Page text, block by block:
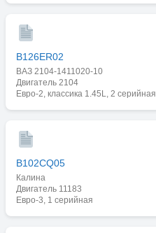
B126ER02
ВАЗ 2104-1411020-10
Двигатель 2104
Евро-2, классика 1.45L, 2 серийная
B102CQ05
Калина
Двигатель 11183
Евро-3, 1 серийная